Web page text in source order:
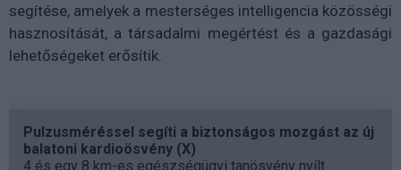
segítése, amelyek a mesterséges intelligencia közösségi
hasznosítását, a társadalmi megértést és a gazdasági
lehetőségeket erősítik.
Pulzusméréssel segíti a biztonságos mozgást az új
balatoni kardioösvény (X)
4 és egy 8 km-es egészségügyi tanösvény nyílt